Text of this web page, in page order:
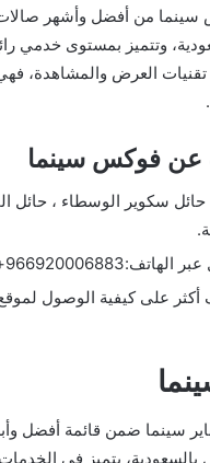
سينما من أفضل وأشهر
وتتميز بمستوى خدمي
تقنيات العرض والمشاهدة،
عن فوكس سينما
حائل سكوير الوسطاء ، حائل
أكثر على كيفية الوصول
سينما ضمن قائمة أفضل
بالسعودية، بتميز في